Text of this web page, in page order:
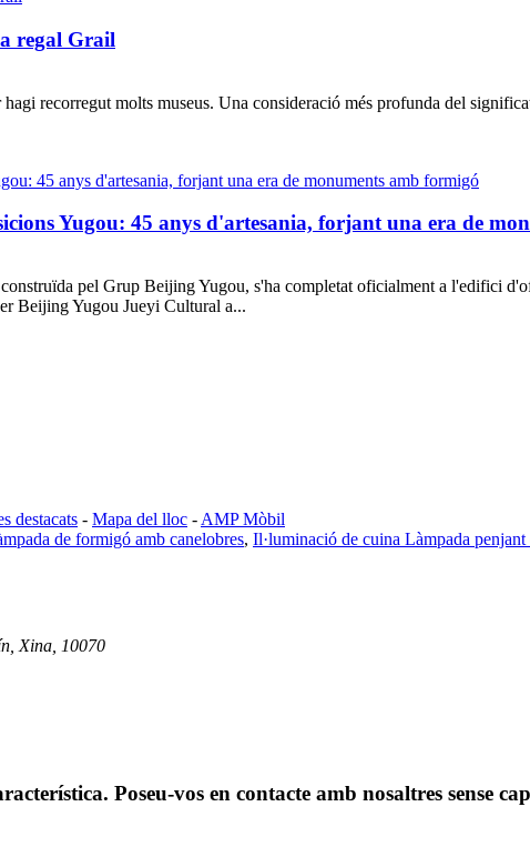
regal Grail
recorregut molts museus. Una consideració més profunda del
Yugou: 45 anys d'artesania, forjant una era de
pel Grup Beijing Yugou, s'ha completat oficialment a l'edifici
Beijing Yugou Jueyi Cultural a...
destacats - Mapa del lloc - AMP Mòbil
de formigó amb canelobres, Il·luminació de cuina Làmpada
Xina, 10070
Poseu-vos en contacte amb nosaltres sense